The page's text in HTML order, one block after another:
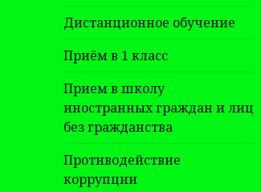
Дистанционное обучение
Приём в 1 класс
Прием в школу
иностранных граждан и лиц
без гражданства
Противодействие
коррупции